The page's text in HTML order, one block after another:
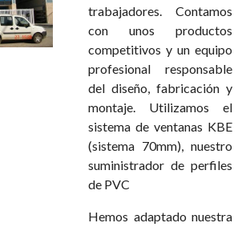
trabajadores. Contamos
con unos productos
competitivos y un equipo
profesional responsable
del diseño, fabricación y
montaje. Utilizamos el
sistema de ventanas KBE
(sistema 70mm), nuestro
suministrador de perfiles
de PVC
Hemos adaptado nuestra